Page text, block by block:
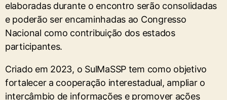
elaboradas durante o encontro serão consolidadas
e poderão ser encaminhadas ao Congresso
Nacional como contribuição dos estados
participantes.
Criado em 2023, o SulMaSSP tem como objetivo
fortalecer a cooperação interestadual, ampliar o
intercâmbio de informações e promover ações